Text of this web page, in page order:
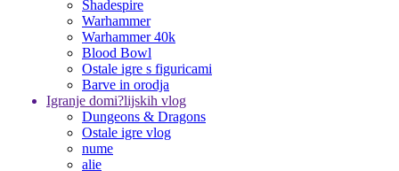
Shadespire
Warhammer
Warhammer 40k
Blood Bowl
Ostale igre s figuricami
Barve in orodja
Igranje domi?lijskih vlog
Dungeons & Dragons
Ostale igre vlog
nume
alie